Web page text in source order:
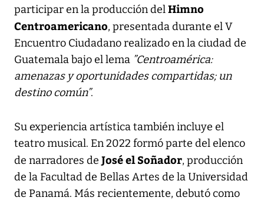
participar en la producción delHimno
Centroamericano, presentada durante el V
Encuentro Ciudadano realizado en la ciudad de
Guatemala bajo el lema ”Centroamérica:
amenazas y oportunidades compartidas; un
destino común”.
Su experiencia artística también incluye el
teatro musical. En 2022 formó parte del elenco
de narradores de José el Soñador, producción
de la Facultad de Bellas Artes de la Universidad
de Panamá. Más recientemente, debutó como